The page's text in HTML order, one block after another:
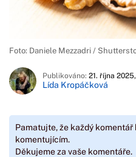
Foto: Daniele Mezzadri /
Publikováno: 21. října
Lída Kropáčková
Pamatujte, že každý komentář
komentujícím.
Děkujeme za vaše komentáře.